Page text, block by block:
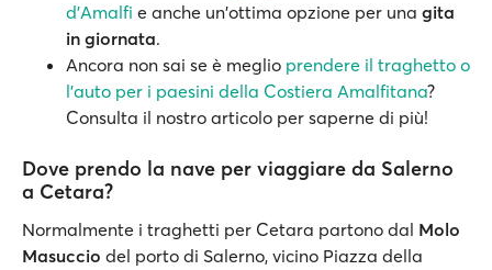
d'Amalfi e anche un'ottima opzione per una gita
in giornata.
Ancora non sai se è meglio prendere il traghetto o
l’auto per i paesini della Costiera Amalfitana?
Consulta il nostro articolo per saperne di più!
Dove prendo la nave per viaggiare da Salerno
a Cetara?
Normalmente i traghetti per Cetara partono dal Molo
Masuccio del porto di Salerno, vicino Piazza della